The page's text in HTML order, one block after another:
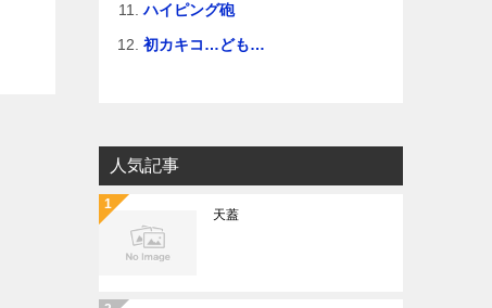
ハイピング砲
初カキコ…ども…
人気記事
天蓋